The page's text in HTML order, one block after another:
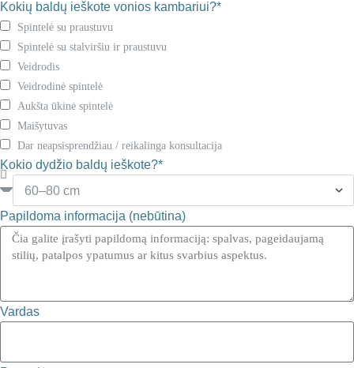
Kokių baldų ieškote vonios kambariui?*
Spintelė su praustuvu
Spintelė su stalviršiu ir praustuvu
Veidrodis
Veidrodinė spintelė
Aukšta ūkinė spintelė
Maišytuvas
Dar neapsisprendžiau / reikalinga konsultacija
Kokio dydžio baldų ieškote?*
Papildoma informacija (nebūtina)
Vardas